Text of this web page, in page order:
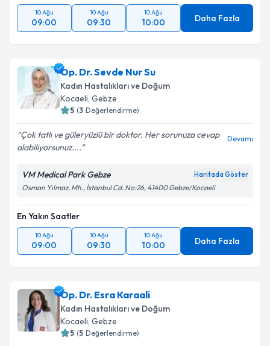
10 Ağu
09:00
10 Ağu
09:30
10 Ağu
10:00 Daha Fazla
Op. Dr. Sevde Nur Su
Kadın Hastalıkları ve Doğum
Kocaeli, Gebze
5 (3 Değerlendirme)
Çok tatlı ve güleryüzlü bir doktor. Her sorunuza cevap
alabiliyorsunuz....
Devamı
VM Medical Park Gebze Haritada Göster
Osman Yılmaz, Mh., İstanbul Cd. No:26, 41400 Gebze/Kocaeli
En Yakın Saatler
10 Ağu
09:00
10 Ağu
09:30
10 Ağu
10:00 Daha Fazla
Op. Dr. Esra Karaali
Kadın Hastalıkları ve Doğum
Kocaeli, Gebze
5 (5 Değerlendirme)